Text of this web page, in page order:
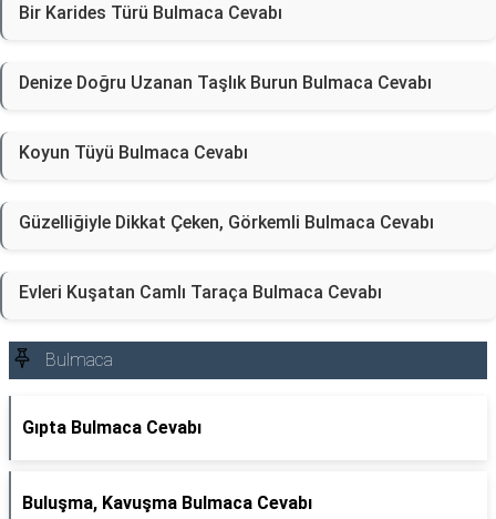
Bir Karides Türü Bulmaca Cevabı
Denize Doğru Uzanan Taşlık Burun Bulmaca Cevabı
Koyun Tüyü Bulmaca Cevabı
Güzelliğiyle Dikkat Çeken, Görkemli Bulmaca Cevabı
Evleri Kuşatan Camlı Taraça Bulmaca Cevabı
Bulmaca
Gıpta Bulmaca Cevabı
Buluşma, Kavuşma Bulmaca Cevabı